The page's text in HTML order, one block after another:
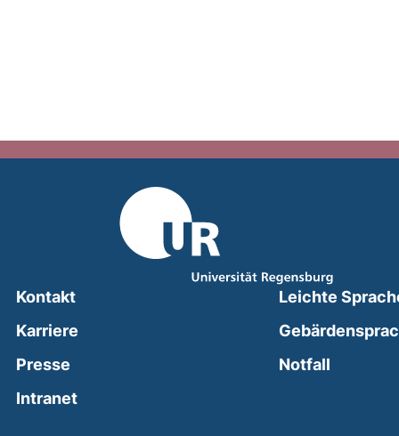
Kontakt
Karriere
Presse
Intranet(external link, opens in a new window)
Leichte
Notfall